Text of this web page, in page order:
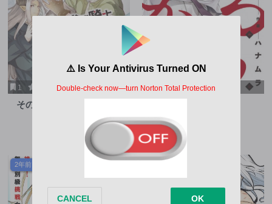
1
その劣等騎士、レベル999
0 10
2年前